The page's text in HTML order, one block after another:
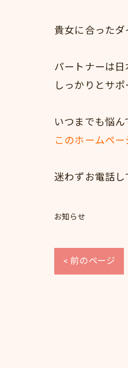
貴女に合ったダ
パートナーは日
しっかりとサ
いつまでも悩ん
このホームペ
迷わずお電話し
お知らせ
< 前のページ